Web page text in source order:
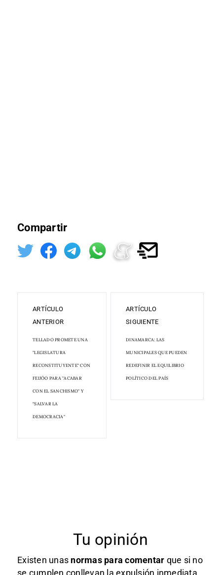
Compartir
ARTÍCULO
ANTERIOR
TELLADO PROMETE UNA
"LEGISLATURA
RECONSTITUYENTE" CON
FEIJÓO PARA "ACABAR
CON EL SANCHISMO" Y
"SALVAR LA
DEMOCRACIA"
ARTÍCULO
SIGUIENTE
DINAMARCA: LAS
MUNICIPALES QUE PUEDEN
REDEFINIR EL EQUILIBRIO
POLÍTICO DEL PAÍS
Tu opinión
Existen unas normas para comentar que si no
se cumplen conllevan la expulsión inmediata